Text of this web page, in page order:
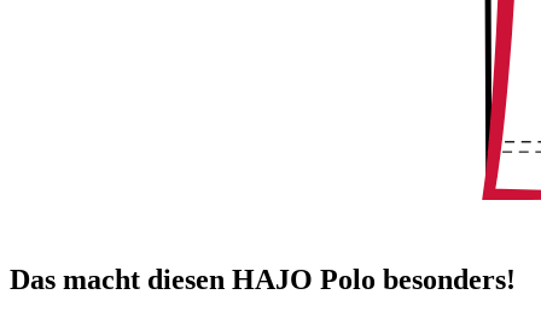
Das macht diesen HAJO Polo besonders!